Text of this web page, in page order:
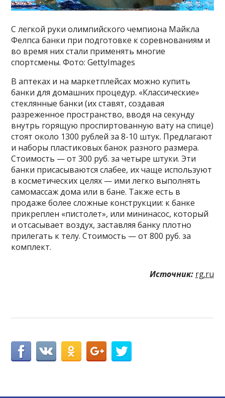
С легкой руки олимпийского чемпиона Майкла
Фелпса банки при подготовке к соревнованиям и
во время них стали применять многие
спортсмены. Фото: GettyImages
В аптеках и на маркетплейсах можно купить
банки для домашних процедур. «Классические»
стеклянные банки (их ставят, создавая
разреженное пространство, вводя на секунду
внутрь горящую проспиртованную вату на спице)
стоят около 1300 рублей за 8-10 штук. Предлагают
и наборы пластиковых банок разного размера.
Стоимость — от 300 руб. за четыре штуки. Эти
банки присасываются слабее, их чаще используют
в косметических целях — ими легко выполнять
самомассаж дома или в бане. Также есть в
продаже более сложные конструкции: к банке
прикреплен «пистолет», или мининасос, который
и отсасывает воздух, заставляя банку плотно
прилегать к телу. Стоимость — от 800 руб. за
комплект.
Источник: rg.ru